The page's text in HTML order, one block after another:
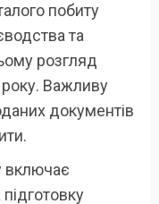
побиту
та
розгляд
року. Важливу
документів
включає